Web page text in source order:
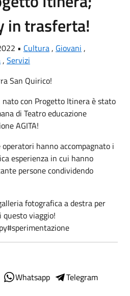
in trasferta!
• Cultura, Giovani ,
, Servizi
San Quirico!
nato con Progetto Itinera è stato
di Teatro educazione
AGITA!
hanno accompagnato i
esperienza in cui hanno
persone condividendo
fotografica a destra per
viaggio!
Whatsapp
Telegram